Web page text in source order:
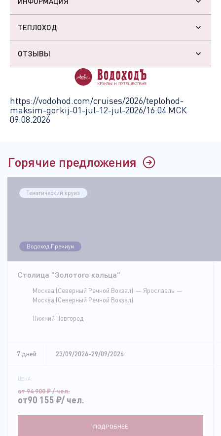
ТЕПЛОХОД
ОТЗЫВЫ
https://vodohod.com/cruises/2026/teplohod-
maksim-gorkij-01-jul-12-jul-2026/16:04 МСК
09.08.2026
Горячие предложения
Тематический круиз
Водоход.Премиум
Столица "Золотого кольца"
Москва (Северный Речной Вокзал)
Ярославль
Москва (Северный Речной Вокзал)
Нижний Новгород
7 дней 23/09/2026-29/09/2026
ЦЕНА:
от 94 900₽/ чел.
от90 155 ₽/ чел.
ПОДРОБНЕЕ